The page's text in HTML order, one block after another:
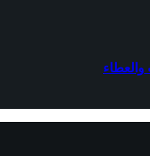
والعطاء